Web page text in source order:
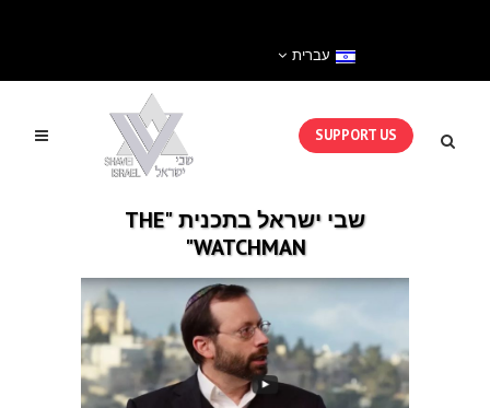
עברית
SUPPORT US
שבי ישראל בתכנית "THE
WATCHMAN"